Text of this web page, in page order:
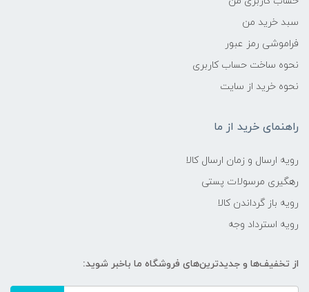
سبد خرید من
فراموشی رمز عبور
نحوه ساخت حساب کاربری
نحوه خرید از سایت
راهنمای خرید از ما
رویه ارسال و زمان ارسال کالا
رهگیری مرسولات پستی
رویه باز گرداندن کالا
رویه استرداد وجه
از تخفیف‌ها و جدیدترین‌های فروشگاه ما باخبر شوید: